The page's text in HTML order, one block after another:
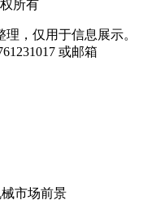
所有
，仅用于信息展示。
或邮箱